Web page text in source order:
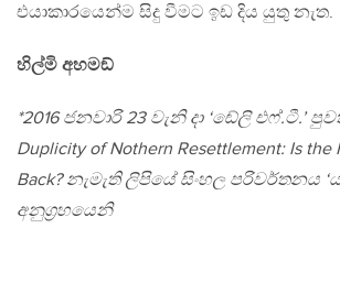
එයාකාරයෙන්ම සිදු වීමට ඉඩ දිය යුතු නැත.
හිල්මි අහමඞ්
*2016 ජනවාරි 23 වැනි දා ‘ඬේලි එෆ්.ටී.’
Duplicity of Nothern Resettlement: Is the
Back? නැමැති ලිපියේ සිංහල පරිවර්තනය
අනුග‍්‍රහයෙනි